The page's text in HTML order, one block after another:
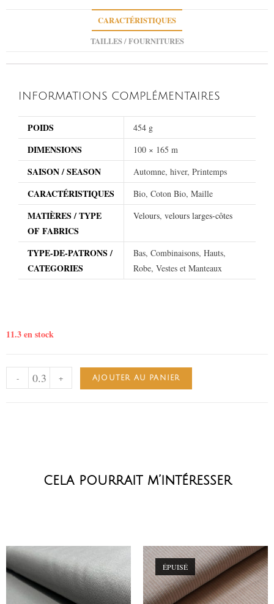
CARACTÉRISTIQUES
TAILLES / FOURNITURES
INFORMATIONS COMPLÉMENTAIRES
POIDS 454 g
DIMENSIONS 100 × 165 m
SAISON / SEASON Automne, hiver, Printemps
CARACTÉRISTIQUES Bio, Coton Bio, Maille
MATIÈRES / TYPE
OF FABRICS
Velours, velours larges-côtes
TYPE-DE-PATRONS /
CATEGORIES
Bas, Combinaisons, Hauts,
Robe, Vestes et Manteaux
11.3 en stock
- + AJOUTER AU PANIER
cela pourrait m’intéresser
ÉPUISÉ